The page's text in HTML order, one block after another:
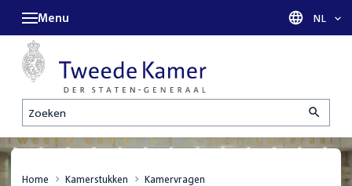
Zoeken
Menu Taal
NL
Home Kamerstukken Kamervragen